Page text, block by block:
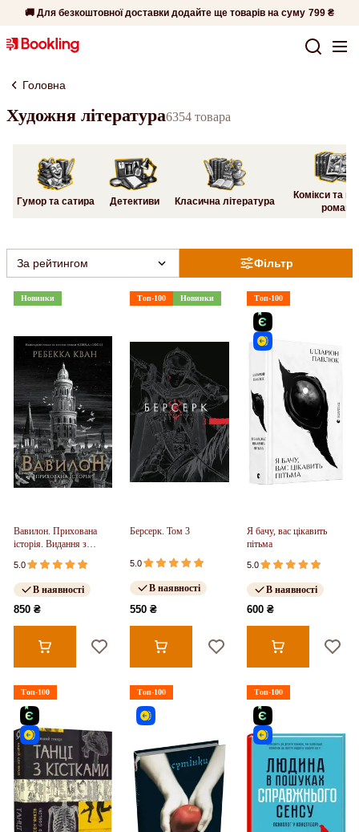
🚚 Для безкоштовної доставки додайте ще товарів на суму 799 ₴
Головна
Художня література6354 товара
Гумор та сатира Детективи Класична література
Комікси та
романи
Фільтр
За рейтингом
Новинки
Вавилон. Прихована
історія. Видання з
ілюстрованим зрізом
(у)
5.0
В наявності
850 ₴
Топ-100 Новинки
Берсерк. Том 3
5.0
В наявності
550 ₴
Топ-100
Я бачу, вас цікавить
пітьма
5.0
В наявності
600 ₴
Топ-100 Топ-100 Топ-100